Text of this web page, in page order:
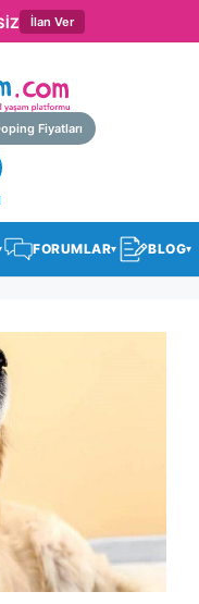
İlan Ver
Fiyatları
FORUMLAR▾ BLOG▾